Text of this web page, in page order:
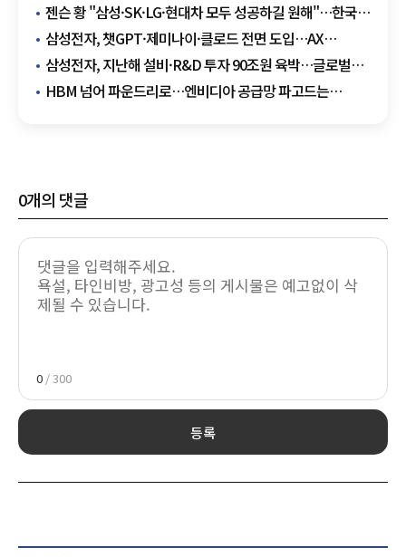
젠슨 황 "삼성·SK·LG·현대차 모두 성공하길 원해"…한국
향한 애정 재확인
삼성전자, 챗GPT·제미나이·클로드 전면 도입…AX
드라이브
삼성전자, 지난해 설비·R&D 투자 90조원 육박…글로벌
반도체 기업 중 1위
HBM 넘어 파운드리로…엔비디아 공급망 파고드는
0개의 댓글
0 / 300
등록